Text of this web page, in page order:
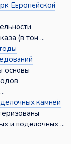
Европейской
(в том ...
основы
камней
и поделочных ...